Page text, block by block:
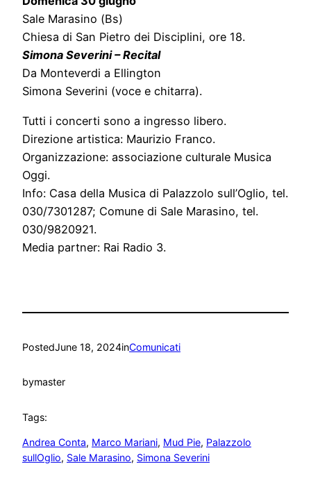
Sale Marasino (Bs)
Chiesa di San Pietro dei Disciplini, ore 18.
Simona Severini – Recital
Da Monteverdi a Ellington
Simona Severini (voce e chitarra).
Tutti i concerti sono a ingresso libero.
Direzione artistica: Maurizio Franco.
Organizzazione: associazione culturale Musica
Oggi.
Info: Casa della Musica di Palazzolo sull’Oglio, tel.
030/7301287; Comune di Sale Marasino, tel.
030/9820921.
Media partner: Rai Radio 3.
PostedJune 18, 2024inComunicati
bymaster
Tags:
Andrea Conta, Marco Mariani, Mud Pie, Palazzolo
sullOglio, Sale Marasino, Simona Severini